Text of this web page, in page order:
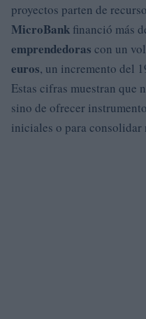
proyectos parten de
MicroBank financió más
emprendedoras con un
euros, un incremento del
Estas cifras muestran que
sino de ofrecer
iniciales o para consolidar